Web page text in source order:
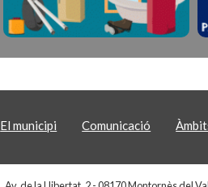
El municipi Comunicació